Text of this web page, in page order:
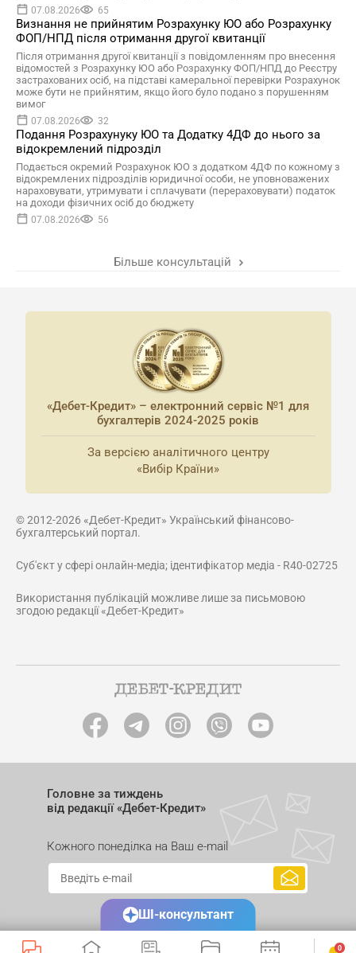
07.08.2026 65
Визнання не прийнятим Розрахунку ЮО або Розрахунку
ФОП/НПД після отримання другої квитанції
Після отримання другої квитанції з повідомленням про внесення
відомостей з Розрахунку ЮО або Розрахунку ФОП/НПД до Реєстру
застрахованих осіб, на підставі камеральної перевірки Розрахунок
може бути не прийнятим, якщо його було подано з порушенням
вимог
07.08.2026 32
Подання Розрахунуку ЮО та Додатку 4ДФ до нього за
відокремлений підрозділ
Подається окремий Розрахунок ЮО з додатком 4ДФ по кожному з
відокремлених підрозділів юридичної особи, не уповноважених
нараховувати, утримувати і сплачувати (перераховувати) податок
на доходи фізичних осіб до бюджету
07.08.2026 56
Більше консультацій
«Дебет-Кредит» – електронний сервіс №1 для
бухгалтерів 2024-2025 років
За версією аналітичного центру
«Вибір Країни»
© 2012-2026 «Дебет-Кредит» Український фінансово-
бухгалтерський портал.
Суб'єкт у сфері онлайн-медіа; ідентифікатор медіа - R40-02725
Використання публікацій можливе лише за письмовою
згодою редакції «Дебет-Кредит»
Головне за тиждень
від редакції «Дебет-Кредит»
Кожного понеділка на Ваш e-mail
0
ШІ-консультант